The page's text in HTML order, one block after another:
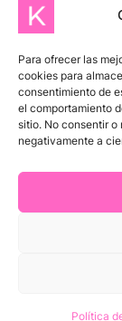
Para ofrecer las
cookies para
consentimiento de
el comportamiento
sitio. No consentir
negativamente a
Política
MIS